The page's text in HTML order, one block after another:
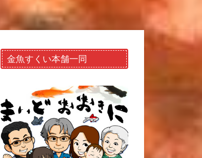
金魚すくい本舗一同